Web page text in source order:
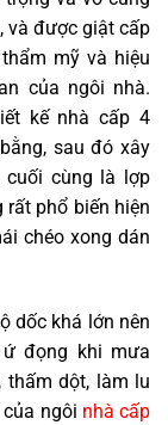
và được giật cấp
mỹ và hiệu
của ngôi nhà.
kế nhà cấp 4
sau đó xây
cùng là lợp
phổ biến hiện
chéo xong dán
dốc khá lớn nên
đọng khi mưa
thấm dột, làm lu
ngôi nhà cấp